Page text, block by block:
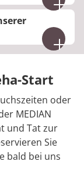
Sie
Klinik.
– sowohl
für andere
in unserer
So
ExpertiseIhr
und
Antrag
Start
oder
MEDIAN
und Tat zur
Sie
bald bei uns